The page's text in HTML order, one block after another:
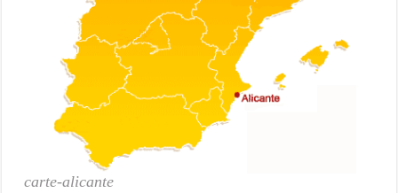
carte-alicante